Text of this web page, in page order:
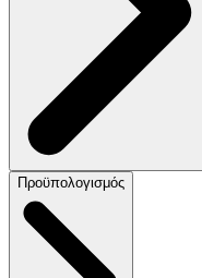
Προϋπολογισμός